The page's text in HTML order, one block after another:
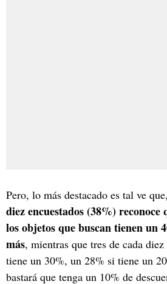
Pero, lo más destacado es tal ve
diez encuestados (38%)
los objetos que buscan tienen un
más, mientras que tres de cada
tiene un 30%, un 28% si tiene un
bastará que tenga un 10% de